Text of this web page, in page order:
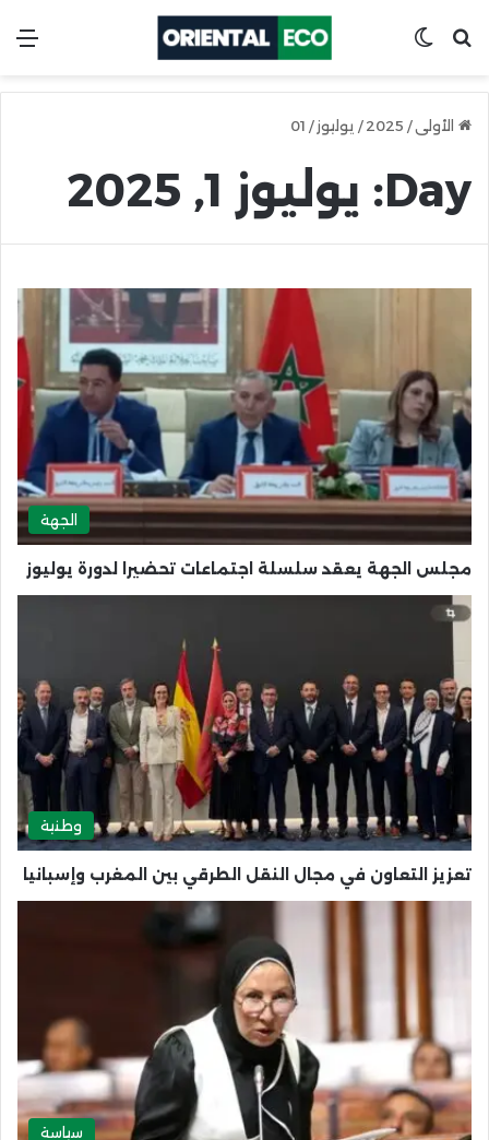
ابحث عنSwitch skin
الأولى /
2025
/ يوليوز /
01
Day: يوليوز 1, 2025
الجهة
مجلس الجهة يعقد سلسلة اجتماعات تحضيرا لدورة يوليوز
وطنية
تعزيز التعاون في مجال النقل الطرقي بين المغرب وإسبانيا
سياسة